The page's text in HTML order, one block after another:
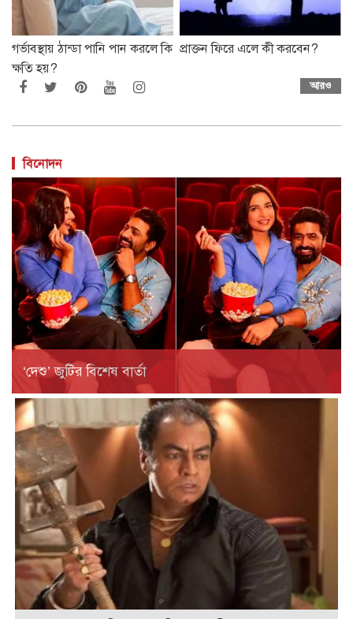
গর্ভাবস্থায় ঠান্ডা পানি পান করলে কি
ক্ষতি হয়?
প্রাক্তন ফিরে এলে কী করবেন?
আরও
বিনোদন
‘দেশু’ জুটির বিশেষ বার্তা